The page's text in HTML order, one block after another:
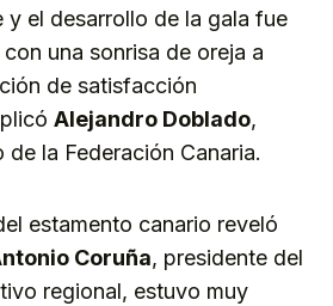
y el desarrollo de la gala fue
una sonrisa de oreja a
de satisfacción
Alejandro Doblado,
la Federación Canaria.
estamento canario reveló
Coruña, presidente del
regional, estuvo muy